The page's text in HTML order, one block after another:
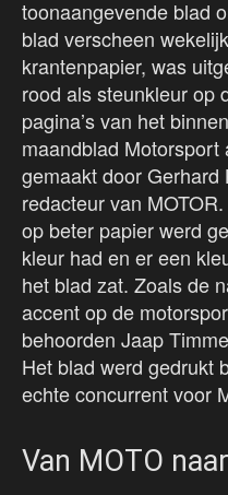
toonaangevende blad
blad verscheen
krantenpapier, was
rood als steunkleur op
pagina’s van het
maandblad
gemaakt door
redacteur van
op beter papier werd
kleur had en er een
het blad zat. Zoals de
accent op de
behoorden Jaap
Het blad werd gedrukt
echte concurrent voor
Van MOTO